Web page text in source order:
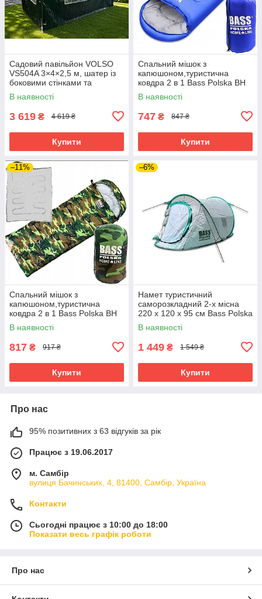
Садовий павільйон VOLSO
VS504A 3×4×2,5 м, шатер із
боковими стінками та
дверима на блискавці,
зелений
В наявності
3 619 ₴ 4 619 ₴
Купити
Спальний мішок з
капюшоном,туристична
ковдра 2 в 1 Bass Polska BH
41997 синій
В наявності
747 ₴ 847 ₴
Купити
–11%
Спальний мішок з
капюшоном,туристична
ковдра 2 в 1 Bass Polska BH
41994 камуфляж
В наявності
817 ₴ 917 ₴
Купити
–6%
Намет туристичний
саморозкладний 2-х місна
220 х 120 х 95 см Bass Polska
BH 10020
В наявності
1 449 ₴ 1 549 ₴
Купити
Про нас
95% позитивних з 63 відгуків за рік
Працює з 19.06.2017
м. Самбір
вулиця Бачинських, 4, 81400, Самбір, Україна
Контакти
Сьогодні працює з 10:00 до 18:00
Показати весь графік роботи
Про нас